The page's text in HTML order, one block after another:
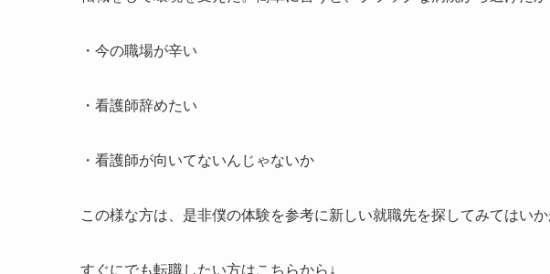
・今の職場が辛い
・看護師辞めたい
・看護師が向いてないんじゃないか
この様な方は、是非僕の体験を参考に新しい就職先を探してみてはいか
すぐにでも転職したい方はこちらから↓